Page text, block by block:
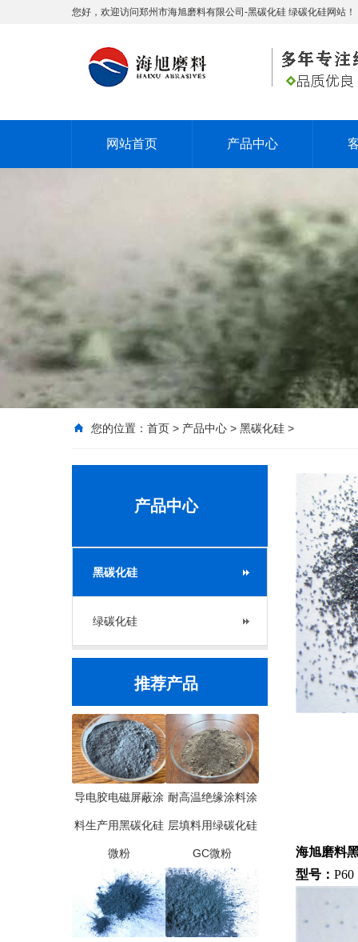
您好，欢迎访问郑州市海旭磨料有限公司-黑碳化硅 绿碳化硅网站！
网站首页 产品中心
您的位置： 首页 > 产品中心 > 黑碳化硅 >
产品中心
黑碳化硅
绿碳化硅
推荐产品
导电胶电磁屏蔽涂
料生产用黑碳化硅
微粉
耐高温绝缘涂料涂
层填料用绿碳化硅
GC微粉
海旭磨料
型号 ： P60